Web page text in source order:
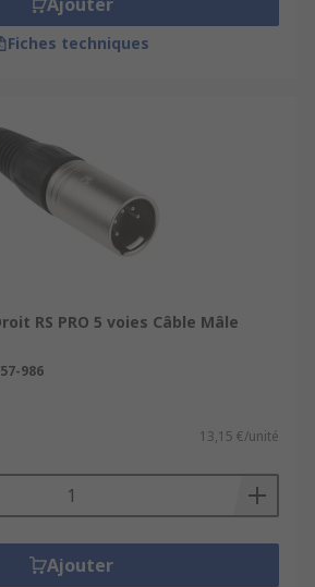
Fiches techniques
RS PRO 5 voies Câble Mâle
986
13,15 €/unité
Ajouter